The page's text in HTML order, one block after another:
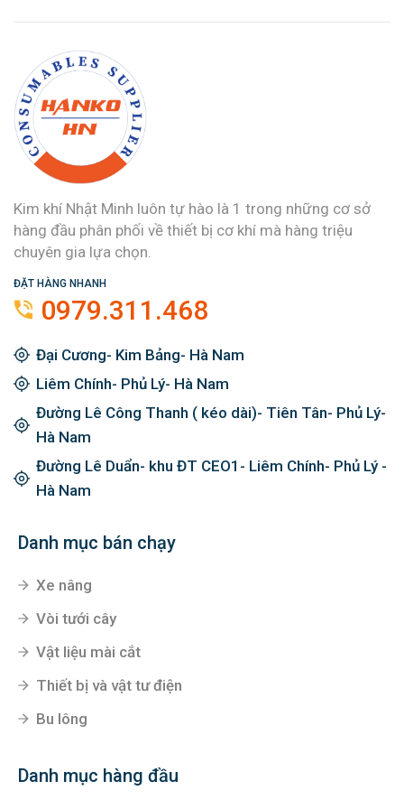
Kim khí Nhật Minh luôn tự hào là 1 trong những cơ sở
hàng đầu phân phối về thiết bị cơ khí mà hàng triệu
chuyên gia lựa chọn.
ĐẶT HÀNG NHANH
0979.311.468
Đại Cương- Kim Bảng- Hà Nam
Liêm Chính- Phủ Lý- Hà Nam
Đường Lê Công Thanh ( kéo dài)- Tiên Tân- Phủ Lý-
Hà Nam
Đường Lê Duẩn- khu ĐT CEO1- Liêm Chính- Phủ Lý -
Hà Nam
Danh mục bán chạy
Xe nâng
Vòi tưới cây
Vật liệu mài cắt
Thiết bị và vật tư điện
Bu lông
Danh mục hàng đầu